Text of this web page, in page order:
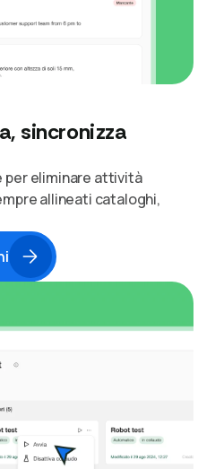
sincronizza
eliminare attività
allineati cataloghi,